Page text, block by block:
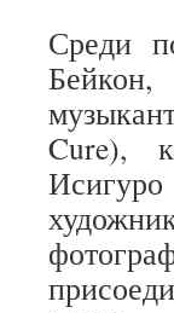
Среди
Cure),